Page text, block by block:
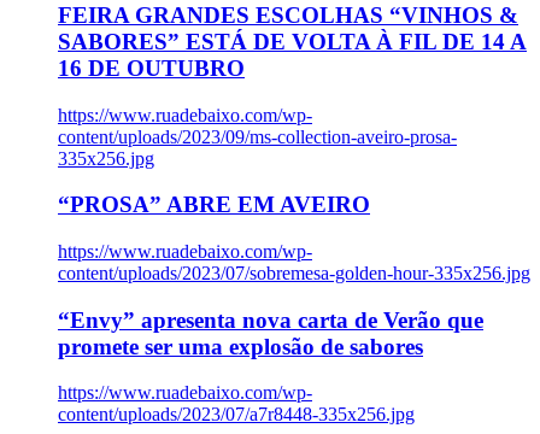
FEIRA GRANDES ESCOLHAS “VINHOS &
SABORES” ESTÁ DE VOLTA À FIL DE 14 A
16 DE OUTUBRO
https://www.ruadebaixo.com/wp-
content/uploads/2023/09/ms-collection-aveiro-prosa-
335x256.jpg
“PROSA” ABRE EM AVEIRO
https://www.ruadebaixo.com/wp-
content/uploads/2023/07/sobremesa-golden-hour-335x256.jpg
“Envy” apresenta nova carta de Verão que
promete ser uma explosão de sabores
https://www.ruadebaixo.com/wp-
content/uploads/2023/07/a7r8448-335x256.jpg